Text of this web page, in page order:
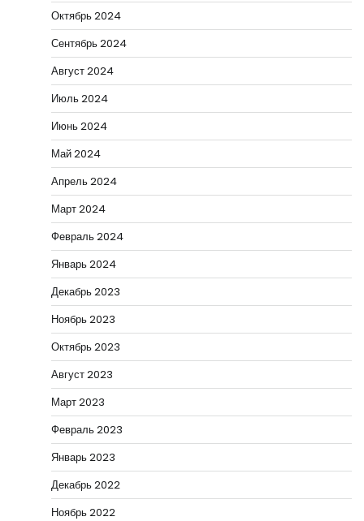
Октябрь 2024
Сентябрь 2024
Август 2024
Июль 2024
Июнь 2024
Май 2024
Апрель 2024
Март 2024
Февраль 2024
Январь 2024
Декабрь 2023
Ноябрь 2023
Октябрь 2023
Август 2023
Март 2023
Февраль 2023
Январь 2023
Декабрь 2022
Ноябрь 2022